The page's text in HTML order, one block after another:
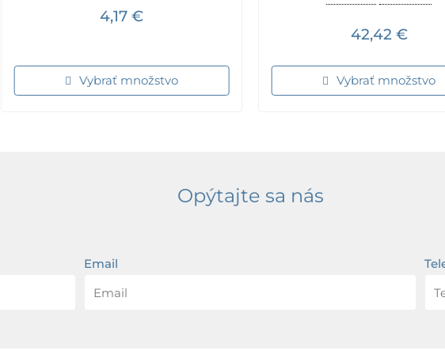
4,17 €
Vybrať množstvo
42,42 €
Vybrať množstvo
Opýtajte sa nás
Email